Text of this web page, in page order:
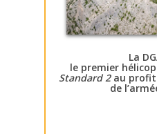
La
le premier
Standard 2au profit
de